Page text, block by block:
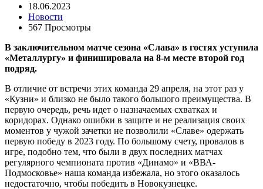
18.06.2023
Новости
567 Просмотры
В заключительном матче сезона «Слава» в гостях уступила
«Металлургу» и финишировала на 8-м месте второй год
подряд.
В отличие от встречи этих команда 29 апреля, на этот раз у
«Кузни» и близко не было такого большого преимущества. В
первую очередь, речь идет о назначаемых схватках и
коридорах. Однако ошибки в защите и не реализация своих
моментов у чужой зачетки не позволили «Славе» одержать
первую победу в 2023 году. По большому счету, провалов в
игре, подобно тем, что были в двух последних матчах
регулярного чемпионата против «Динамо» и «ВВА-
Подмосковье» наша команда избежала, но этого оказалось
недостаточно, чтобы победить в Новокузнецке.